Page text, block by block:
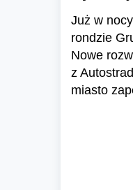
Już w
rondzie
Nowe
z
miasto